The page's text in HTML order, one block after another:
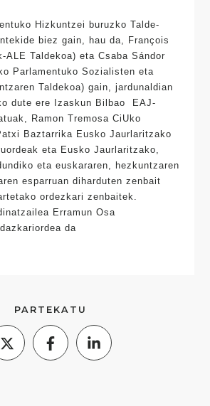
Hizkuntzei buruzko Talde-
biez gain, hau da, François
ALE Taldekoa) eta Csaba Sándor
Parlamentuko Sozialisten eta
Taldekoa) gain, jardunaldian
dute ere Izaskun Bilbao EAJ-
Ramon Tremosa CiUko
Baztarrika Eusko Jaurlaritzako
eta Eusko Jaurlaritzako,
eta euskararen, hezkuntzaren
esparruan diharduten zenbait
ordezkari zenbaitek.
Erramun Osa
da
PARTEKATU